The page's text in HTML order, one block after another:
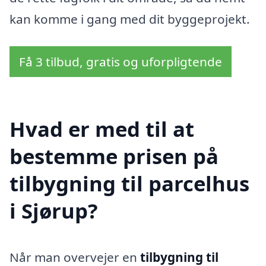
kan komme i gang med dit byggeprojekt.
Få 3 tilbud, gratis og uforpligtende
Hvad er med til at
bestemme prisen på
tilbygning til parcelhus
i Sjørup?
Når man overvejer en tilbygning til